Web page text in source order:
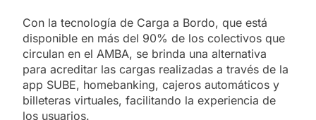
Con la tecnología de Carga a Bordo, que está
disponible en más del 90% de los colectivos que
circulan en el AMBA, se brinda una alternativa
para acreditar las cargas realizadas a través de la
app SUBE, homebanking, cajeros automáticos y
billeteras virtuales, facilitando la experiencia de
los usuarios.